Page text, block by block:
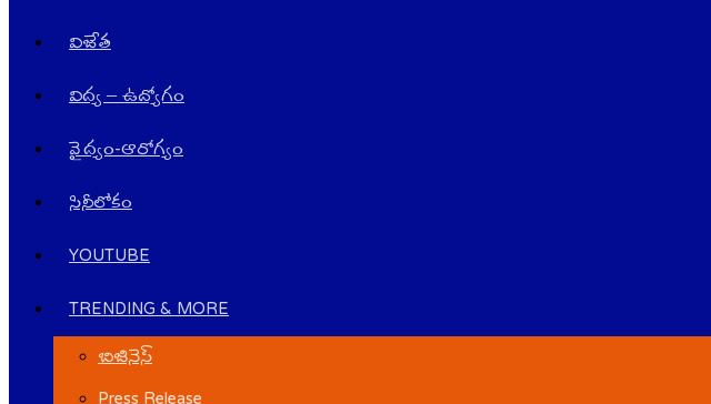
విజేత
విద్య – ఉద్యోగం
వైద్యం-ఆరోగ్యం
సినీలోకం
YOUTUBE
TRENDING & MORE
బిజినెస్